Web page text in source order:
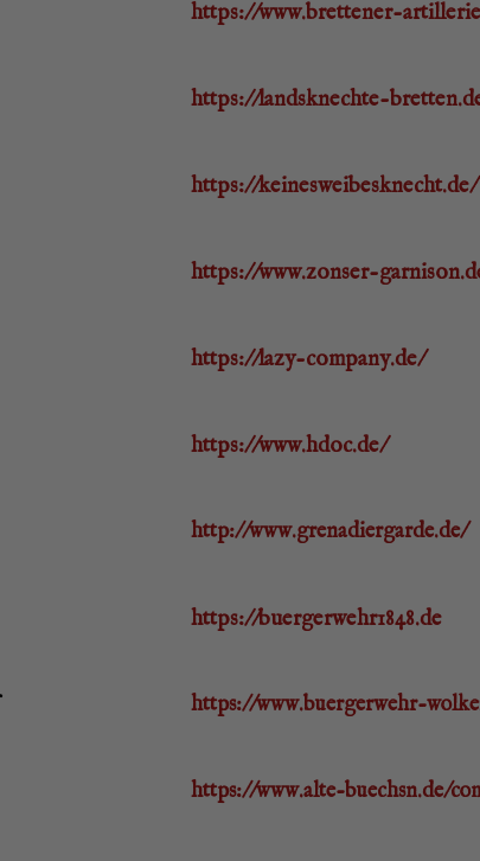
https://www.brettener-
https://landsknechte-
https://keinesweibesknecht.de/
https://www.zonser-
https://lazy-company.de/
https://www.hdoc.de/
http://www.grenadiergarde.de/
https://buergerwehr1848.de
https://www.buergerwehr-
https://www.alte-buechsn.de/